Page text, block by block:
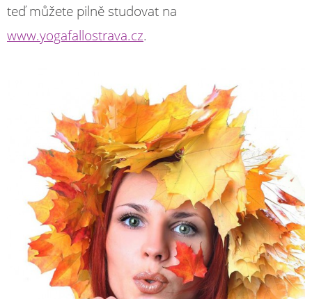
teď můžete pilně studovat na
www.yogafallostrava.cz.